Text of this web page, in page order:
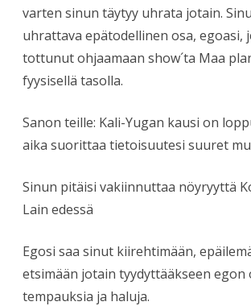
varten sinun täytyy uhrata jotain.
uhrattava epätodellinen osa, egoasi,
tottunut ohjaamaan show´ta Maa
fyysisellä tasolla.
Sanon teille: Kali-Yugan kausi on
aika suorittaa tietoisuutesi suuret
Sinun pitäisi vakiinnuttaa nöyryyttä
Lain edessä
Egosi saa sinut kiirehtimään,
etsimään jotain tyydyttääkseen egon
tempauksia ja haluja.